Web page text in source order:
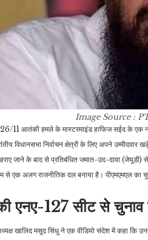
Image Source :
11 आतंकी हमले के मास्टरमाइंड हाफिज सईद के एक
विधानसभा निर्वाचन क्षेत्रों के लिए अपने
ठहराए जाने के बाद से प्रतिबंधित जमात-उद-दावा
एक अलग राजनीतिक दल बनाया है। पीएमएमएल का
एनए-127 सीट से चुनाव
खालिद मसूद सिंधु ने एक वीडियो संदेश में कहा कि
पलटवार, चिकन-
कई अमेरिकी
पर…
Day के दिन
Cake
मां को दें…
Raniganj
खदान में फंसे
इंडिया
मुझे बनाने वाली
हैं… राज्यसभा में
अनीश भानवाला ने
शूटिंग वर्ल्ड कप
भारत…
25-26 अगस्त